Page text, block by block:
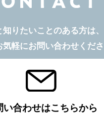
知りたいことのある方は、
軽にお問い合わせくださ
い合わせはこちらから